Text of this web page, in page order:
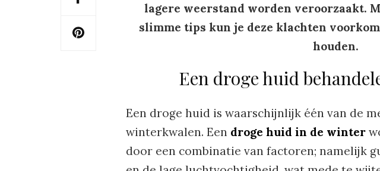
lagere weerstand worden veroorzaakt.
slimme tips kun je deze klachten
houden.
Een droge huid
Een droge huid is waarschijnlijk één van de
winterkwalen. Een droge huid in de winter
door een combinatie van factoren; namelijk